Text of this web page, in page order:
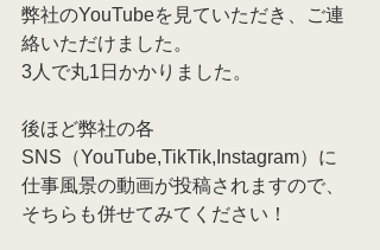
弊社のYouTubeを見ていただき、ご連
絡いただけました。
3人で丸1日かかりました。
後ほど弊社の各
SNS（YouTube,TikTik,Instagram）に
仕事風景の動画が投稿されますので、
そちらも併せてみてください！